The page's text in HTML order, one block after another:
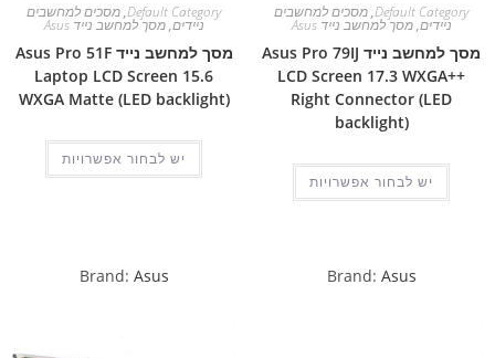
Default Category
,מסכים למחשבים
ניידים,מסך למחשב נייד Asus
מסך למחשב נייד Asus Pro 79IJ
LCD Screen 17.3 WXGA++
Right Connector (LED
backlight)
יש לבחור אפשרויות
Default Category
,מסכים למחשבים
ניידים,מסך למחשב נייד Asus
מסך למחשב נייד Asus Pro 51F
Laptop LCD Screen 15.6
WXGA Matte (LED backlight)
יש לבחור אפשרויות
Brand: Asus
Brand: Asus